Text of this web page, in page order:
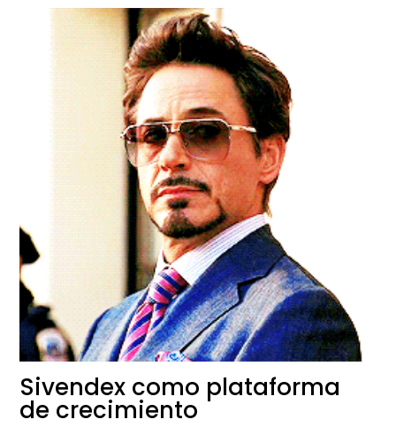
Sivendex como plataforma
de crecimiento